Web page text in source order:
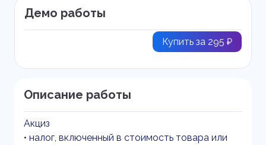
Демо работы
Купить за 295 ₽
Описание работы
Акциз
• налог, включенный в стоимость товара или